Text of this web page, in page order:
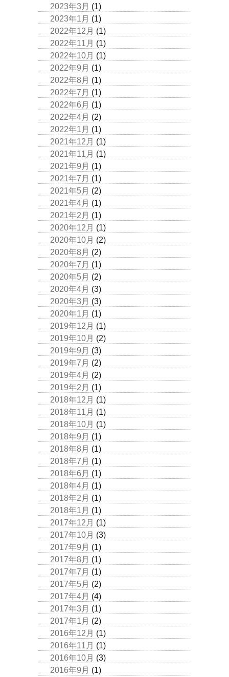
2023年3月 (1)
2023年1月 (1)
2022年12月 (1)
2022年11月 (1)
2022年10月 (1)
2022年9月 (1)
2022年8月 (1)
2022年7月 (1)
2022年6月 (1)
2022年4月 (2)
2022年1月 (1)
2021年12月 (1)
2021年11月 (1)
2021年9月 (1)
2021年7月 (1)
2021年5月 (2)
2021年4月 (1)
2021年2月 (1)
2020年12月 (1)
2020年10月 (2)
2020年8月 (2)
2020年7月 (1)
2020年5月 (2)
2020年4月 (3)
2020年3月 (3)
2020年1月 (1)
2019年12月 (1)
2019年10月 (2)
2019年9月 (3)
2019年7月 (2)
2019年4月 (2)
2019年2月 (1)
2018年12月 (1)
2018年11月 (1)
2018年10月 (1)
2018年9月 (1)
2018年8月 (1)
2018年7月 (1)
2018年6月 (1)
2018年4月 (1)
2018年2月 (1)
2018年1月 (1)
2017年12月 (1)
2017年10月 (3)
2017年9月 (1)
2017年8月 (1)
2017年7月 (1)
2017年5月 (2)
2017年4月 (4)
2017年3月 (1)
2017年1月 (2)
2016年12月 (1)
2016年11月 (1)
2016年10月 (3)
2016年9月 (1)